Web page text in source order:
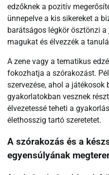
edzőknek a pozitív
ünnepelve a kis sikereket a
barátságos légkör ösztönzi
magukat és élvezzék a
A zene vagy a tematikus
fokozhatja a szórakozást.
szervezése, ahol a
gyakorlatokban vesznek
élvezetessé teheti a
élethosszig tartó szeretetet.
A szórakozás és a
egyensúlyának